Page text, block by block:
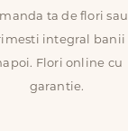
ta de flori sau
integral banii
Flori online cu
garantie.